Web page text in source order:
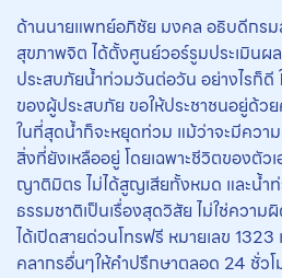
ด้านนายแพทย์อภิชัย มงคล อธิบดีกร
สุขภาพจิต ได้ตั้งศูนย์วอร์รูมประเมิน
ประสบภัยน้ำท่วมวันต่อวัน อย่างไรก็ดี
ของผู้ประสบภัย ขอให้ประชาชนอยู่ด้ว
ในที่สุดน้ำก็จะหยุดท่วม แม้ว่าจะมีควา
สิ่งที่ยังเหลืออยู่ โดยเฉพาะชีวิตของตัว
ญาติมิตร ไม่ได้สูญเสียทั้งหมด และน้ำ
ธรรมชาติเป็นเรื่องสุดวิสัย ไม่ใช่ความ
ได้เปิดสายด่วนโทรฟรี หมายเลข
คลากรอื่นๆให้คำปรึกษาตลอด 24 ชั่วโ